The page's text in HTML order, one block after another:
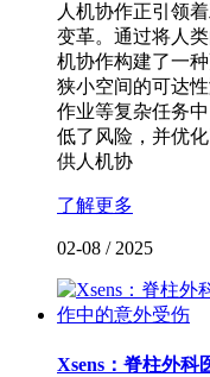
人机协作正引领
变革。通过将人
机协作构建了一
狭小空间的可达
作业等复杂任务
低了风险，并优
供人机协
了解更多
02-08 / 2025
Xsens：脊柱外科